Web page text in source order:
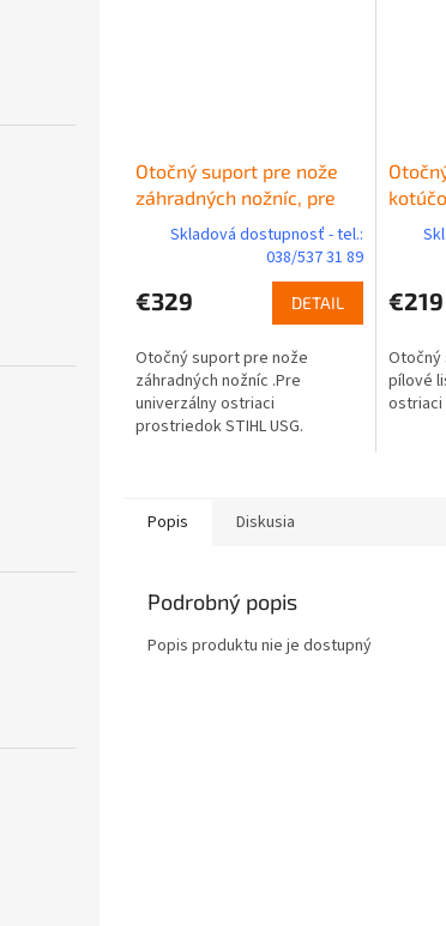
Otočný suport pre nože
záhradných nožníc, pre
STIHL USG
Skladová dostupnosť - tel.:
038/537 31 89
€329 DETAIL
Otočný suport pre nože
záhradných nožníc .Pre
univerzálny ostriaci
prostriedok STIHL USG.
STIHL
€219
pílové
ostriaci
Popis Diskusia
Podrobný popis
Popis produktu nie je dostupný